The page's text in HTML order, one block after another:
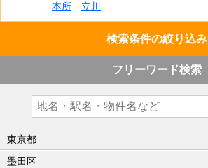
本所
立川
検索条件の絞り込み
フリーワード検索
東京都
墨田区